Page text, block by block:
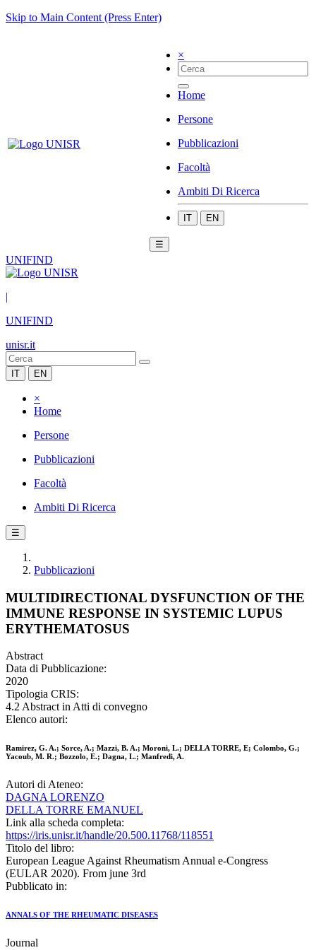
Skip to Main Content (Press Enter)
×
Home
Persone
Pubblicazioni
Facoltà
Ambiti Di Ricerca
IT EN
☰
UNIFIND
|
UNIFIND
unisr.it
IT EN
×
Home
Persone
Pubblicazioni
Facoltà
Ambiti Di Ricerca
☰
Pubblicazioni
MULTIDIRECTIONAL DYSFUNCTION OF THE
IMMUNE RESPONSE IN SYSTEMIC LUPUS
ERYTHEMATOSUS
Abstract
Data di Pubblicazione:
2020
Tipologia CRIS:
4.2 Abstract in Atti di convegno
Elenco autori:
Ramirez, G. A.; Sorce, A.; Mazzi, B. A.; Moroni, L.; DELLA TORRE, E; Colombo, G.;
Yacoub, M. R.; Bozzolo, E.; Dagna, L.; Manfredi, A.
Autori di Ateneo:
DAGNA LORENZO
DELLA TORRE EMANUEL
Link alla scheda completa:
https://iris.unisr.it/handle/20.500.11768/118551
Titolo del libro:
European League Against Rheumatism Annual e-Congress
(EULAR 2020). From june 3rd
Pubblicato in:
ANNALS OF THE RHEUMATIC DISEASES
Journal